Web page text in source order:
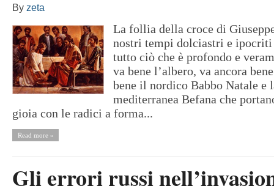
By zeta
La follia della croce di
nostri tempi dolciastri e
tutto ciò che è profondo e
va bene l’albero, va ancora
bene il nordico Babbo Natale e
mediterranea Befana che
gioia con le radici a forma...
Read more »
Gli errori russi